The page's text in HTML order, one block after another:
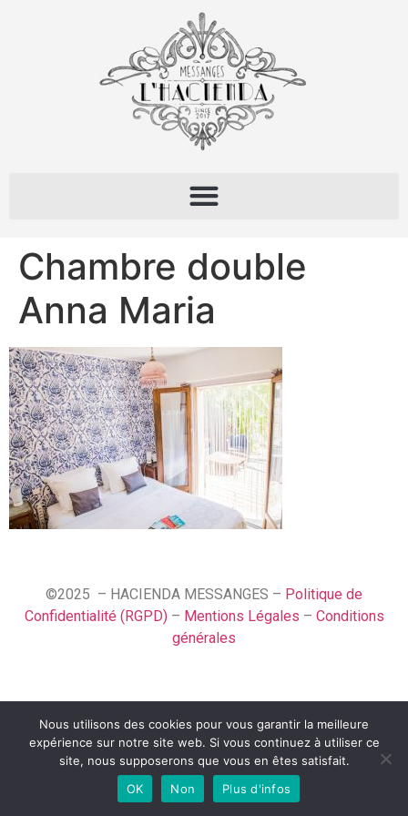
Chambre double
Anna Maria
©2025 – HACIENDA MESSANGES – Politique de
Confidentialité (RGPD)– Mentions Légales – Conditions
générales
English (UK)
Français
Español
Nous utilisons des cookies pour vous garantir la meilleure
expérience sur notre site web. Si vous continuez à utiliser ce
site, nous supposerons que vous en êtes satisfait.
OK
Non Plus d'infos